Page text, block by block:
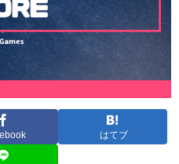
はてブ